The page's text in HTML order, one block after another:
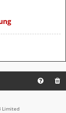
Limited